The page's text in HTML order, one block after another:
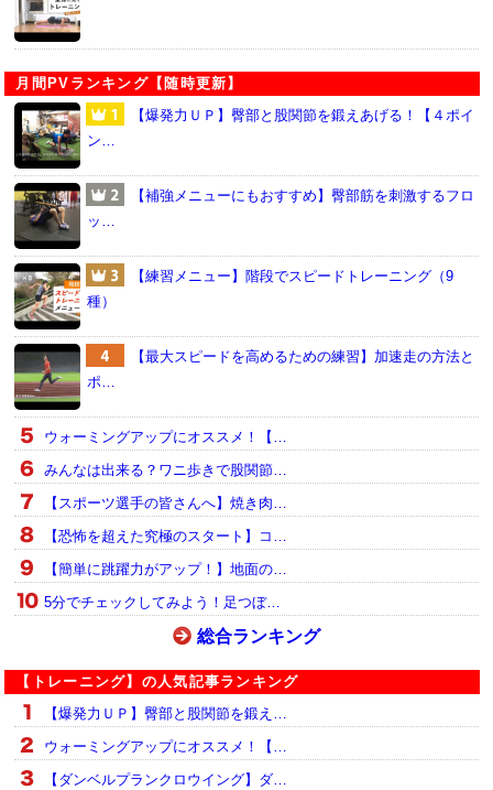
月間PVランキング【随時更新】
【爆発力ＵＰ】臀部と股関節を鍛えあげる！【４ポイ
ン…
【補強メニューにもおすすめ】臀部筋を刺激するフロ
ッ…
【練習メニュー】階段でスピードトレーニング（9
種）
【最大スピードを高めるための練習】加速走の方法と
ポ…
ウォーミングアップにオススメ！【…
みんなは出来る？ワニ歩きで股関節…
【スポーツ選手の皆さんへ】焼き肉…
【恐怖を超えた究極のスタート】コ…
【簡単に跳躍力がアップ！】地面の…
5分でチェックしてみよう！足つぼ…
総合ランキング
【トレーニング】の人気記事ランキング
【爆発力ＵＰ】臀部と股関節を鍛え…
ウォーミングアップにオススメ！【…
【ダンベルプランクロウイング】ダ…